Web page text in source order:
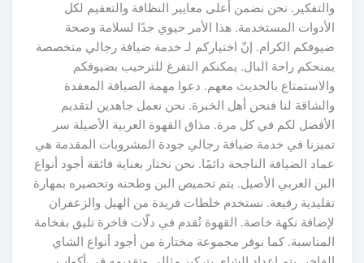
والتفكير. نحن نضمن أعلى معايير النظافة والتعقيم لكل
الأدوات المستخدمة. هذا الأمر حيوي جدًا لسلامة وصحة
ضيوفكم الكرام. إنّ اختياركم لـ خدمة ضيافة رجالي متخصصة
يمنحكم راحة البال. يمكنكم التفرغ للترحيب بضيوفكم
والاستمتاع بالحديث معهم. دعوا مهمة الضيافة المعقدة
والشاقة لنا فنحن أهل الخبرة. نحن نعمل جاهدين لتقديم
الأفضل لكم في كل مرة. مذاق القهوة العربية الأصيلة سر
تميزنا في خدمة ضيافة رجالي جودة المشروبات المقدمة هي
عماد الضيافة الناجحة دائمًا. نحن نختار بعناية فائقة أجود أنواع
البن العربي الأصيل. يتم تحميص البن وطحنه وتحضيره بمهارة
تقليدية رفيعة. نستخدم خلطات فريدة من الهيل والزعفران
لإضافة نكهة خاصة. القهوة تُقدم في دلّات فاخرة تليق بفخامة
المناسبة. كما نوفر مجموعة مختارة من أجود أنواع الشاي